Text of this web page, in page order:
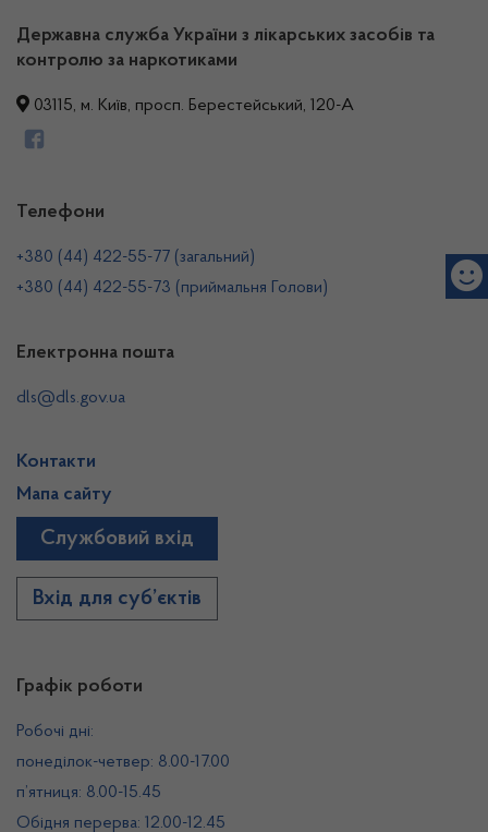
Державна служба України з лікарських засобів та
контролю за наркотиками
03115, м. Київ, просп. Берестейський, 120-А
Графік роботи
Робочі дні:
понеділок-четвер: 8.00-17.00
п’ятниця: 8.00-15.45
Обідня перерва: 12.00-12.45
Телефони
+380 (44) 422-55-77 (загальний)
+380 (44) 422-55-73 (приймальня Голови)
Електронна пошта
dls@dls.gov.ua
Контакти
Мапа сайту
Службовий вхід
Вхід для суб’єктів